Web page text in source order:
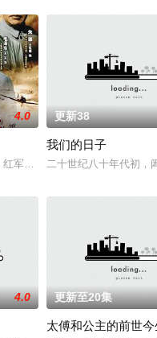
轰炸，全村只有他、新娘子韩
4.0
军高级将领彭雪枫受毛泽东指
更新38
我们的日子
二十世纪八十年代初，
4.0 更新至20集
太傅和公主的前世今